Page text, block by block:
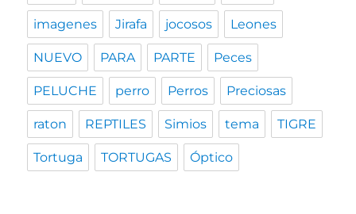
imagenes Jirafa jocosos Leones
NUEVO PARA PARTE Peces
PELUCHE perro Perros Preciosas
raton REPTILES Simios tema TIGRE
Tortuga TORTUGAS Óptico